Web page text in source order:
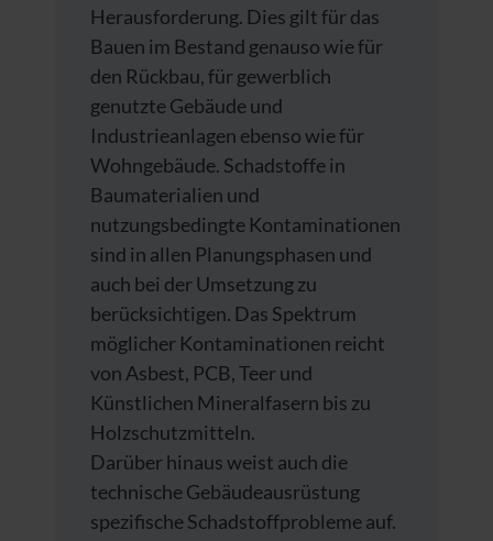
Herausforderung. Dies gilt für das
Bauen im Bestand genauso wie für
den Rückbau, für gewerblich
genutzte Gebäude und
Industrieanlagen ebenso wie für
Wohngebäude. Schadstoffe in
Baumaterialien und
nutzungsbedingte Kontaminationen
sind in allen Planungsphasen und
auch bei der Umsetzung zu
berücksichtigen. Das Spektrum
möglicher Kontaminationen reicht
von Asbest, PCB, Teer und
Künstlichen Mineralfasern bis zu
Holzschutzmitteln.
Darüber hinaus weist auch die
technische Gebäudeausrüstung
spezifische Schadstoffprobleme auf.